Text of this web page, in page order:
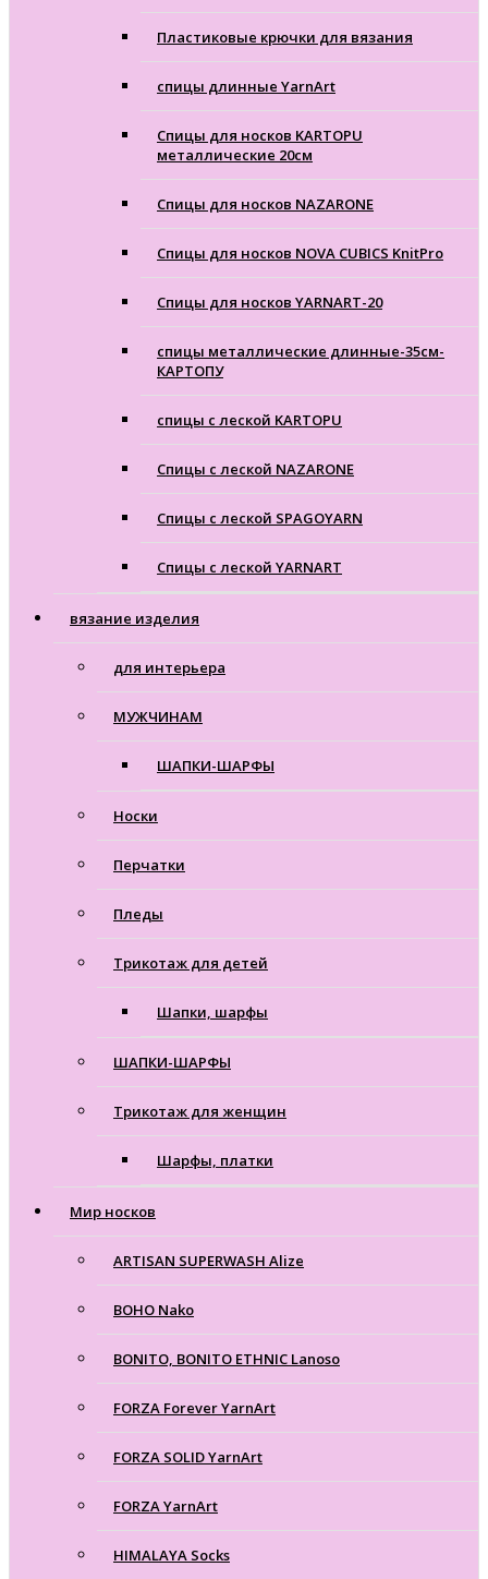
Пластиковые крючки для вязания
спицы длинные YarnArt
Спицы для носков KARTOPU
металлические 20см
Спицы для носков NAZARONE
Спицы для носков NOVA CUBICS KnitPro
Спицы для носков YARNART-20
спицы металлические длинные-35см-
КАРТОПУ
спицы с леской KARTOPU
Спицы с леской NAZARONE
Спицы с леской SPAGOYARN
Спицы с леской YARNART
вязание изделия
для интерьера
МУЖЧИНАМ
ШАПКИ-ШАРФЫ
Носки
Перчатки
Пледы
Трикотаж для детей
Шапки, шарфы
ШАПКИ-ШАРФЫ
Трикотаж для женщин
Шарфы, платки
Мир носков
ARTISAN SUPERWASH Alize
BOHO Nako
BONITO, BONITO ETHNIC Lanoso
FORZA Forever YarnArt
FORZA SOLID YarnArt
FORZA YarnArt
HIMALAYA Socks